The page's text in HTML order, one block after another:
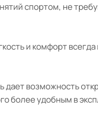
спортом, не
и комфорт всегда
дает возможность
более удобным в